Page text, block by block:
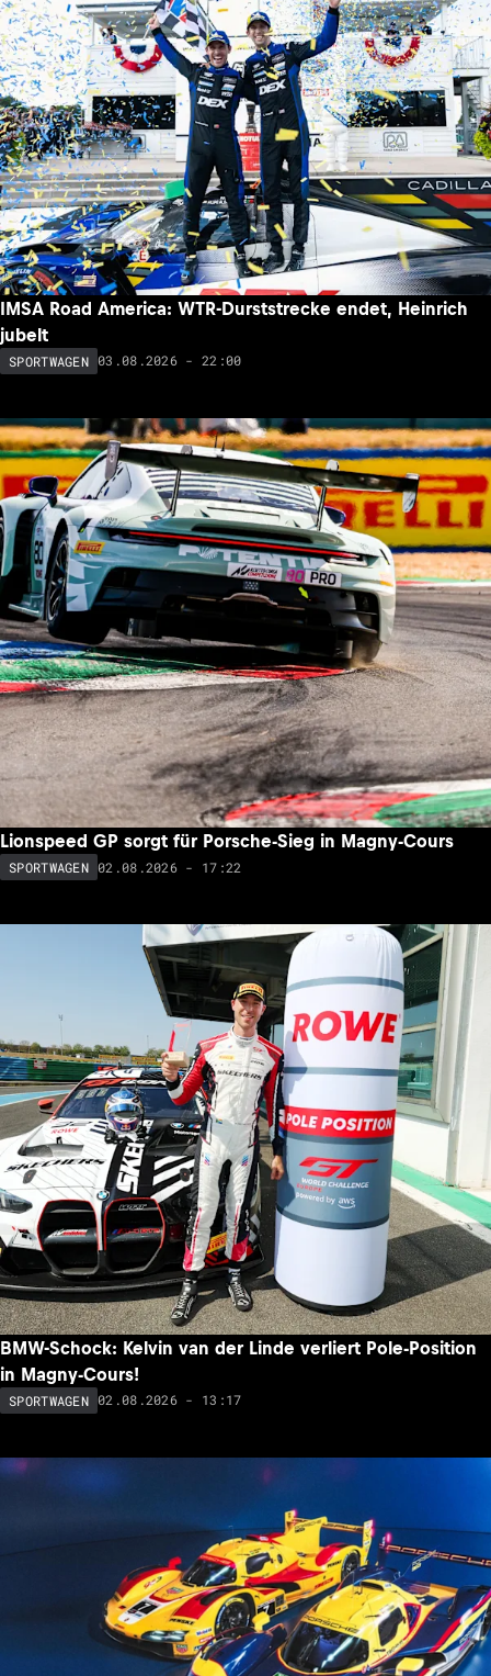
IMSA Road America: WTR-Durststrecke endet, Heinrich
jubelt
SPORTWAGEN 03.08.2026 - 22:00
Lionspeed GP sorgt für Porsche-Sieg in Magny-Cours
SPORTWAGEN 02.08.2026 - 17:22
BMW-Schock: Kelvin van der Linde verliert Pole-Position
in Magny-Cours!
SPORTWAGEN 02.08.2026 - 13:17